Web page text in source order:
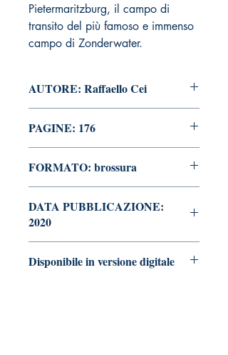
Pietermaritzburg, il campo di
transito del più famoso e immenso
campo di Zonderwater.
AUTORE: Raffaello Cei
PAGINE: 176
FORMATO: brossura
DATA PUBBLICAZIONE:
2020
Disponibile in versione digitale